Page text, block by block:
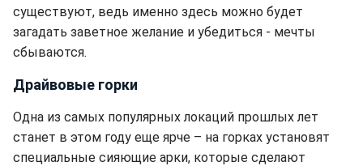
существуют, ведь именно здесь можно будет
загадать заветное желание и убедиться - мечты
сбываются.
Драйвовые горки
Одна из самых популярных локаций прошлых лет
станет в этом году еще ярче – на горках установят
специальные сияющие арки, которые сделают